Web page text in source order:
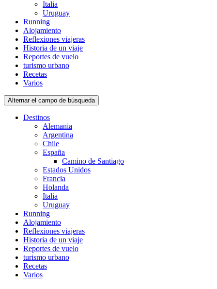
Italia
Uruguay
Running
Alojamiento
Reflexiones viajeras
Historia de un viaje
Reportes de vuelo
turismo urbano
Recetas
Varios
Alternar el campo de búsqueda
Destinos
Alemania
Argentina
Chile
España
Camino de Santiago
Estados Unidos
Francia
Holanda
Italia
Uruguay
Running
Alojamiento
Reflexiones viajeras
Historia de un viaje
Reportes de vuelo
turismo urbano
Recetas
Varios